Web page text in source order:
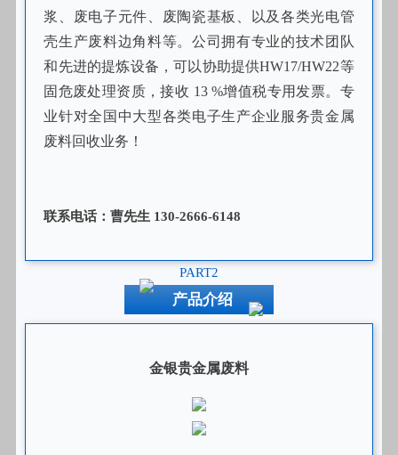
浆、废电子元件、废陶瓷基板、以及各类光电管
壳生产废料边角料等。公司拥有专业的技术团队
和先进的提炼设备，可以协助提供HW17/HW22等
固危废处理资质，接收 13 %增值税专用发票。专
业针对全国中大型各类电子生产企业服务贵金属
废料回收业务！
联系电话：曹先生 130-2666-6148
PART2
产品介绍
金银贵金属废料